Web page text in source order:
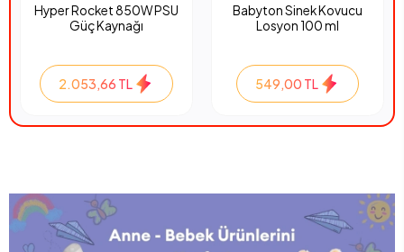
Hyper Rocket 850W PSU
Güç Kaynağı
2.053,66 TL
Babyton Sinek Kovucu
Losyon 100 ml
549,00 TL